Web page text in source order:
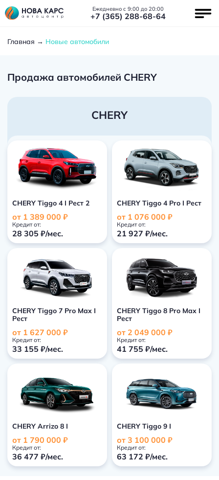
Ежедневно с 9:00 до 20:00
+7 (365) 288-68-64
Главная Новые автомобили
Продажа автомобилей CHERY
CHERY
CHERY Tiggo 4 I Рест 2
от 1 389 000 ₽
Кредит от:
28 305 ₽/мес.
CHERY Tiggo 4 Pro I Рест
от 1 076 000 ₽
Кредит от:
21 927 ₽/мес.
CHERY Tiggo 7 Pro Max I
Рест
от 1 627 000 ₽
Кредит от:
33 155 ₽/мес.
CHERY Tiggo 8 Pro Max I
Рест
от 2 049 000 ₽
Кредит от:
41 755 ₽/мес.
CHERY Arrizo 8 I
от 1 790 000 ₽
Кредит от:
36 477 ₽/мес.
CHERY Tiggo 9 I
от 3 100 000 ₽
Кредит от:
63 172 ₽/мес.